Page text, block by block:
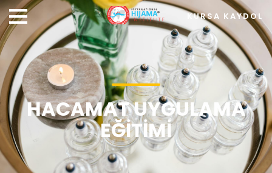
HACAMAT UYGULAMA
EĞITIMI
KURSA KAYDOL